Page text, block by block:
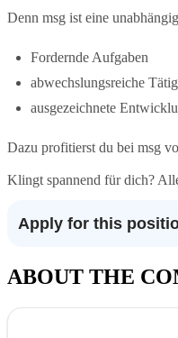
Denn msg ist eine
Fordernde Aufgaben
abwechslungsreiche
ausgezeichnete
Dazu profitierst du bei msg
Klingt spannend für dich?
Apply for this
ABOUT THE